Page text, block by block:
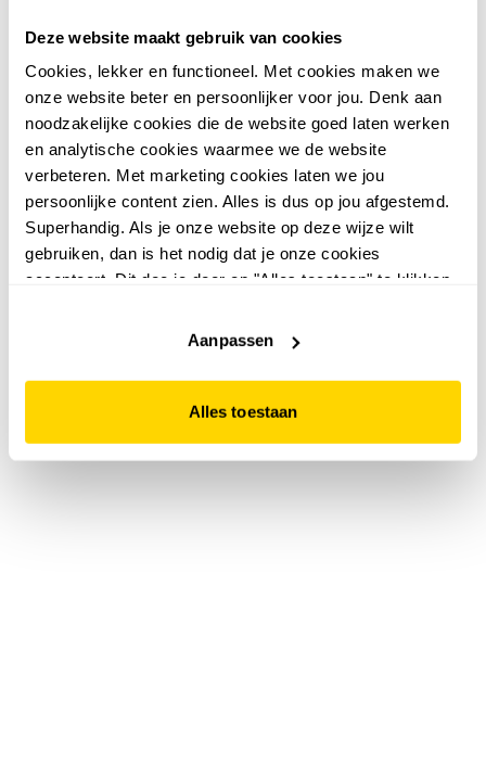
Deze website maakt gebruik van cookies
Cookies, lekker en functioneel. Met cookies maken we
onze website beter en persoonlijker voor jou. Denk aan
noodzakelijke cookies die de website goed laten werken
en analytische cookies waarmee we de website
verbeteren. Met marketing cookies laten we jou
persoonlijke content zien. Alles is dus op jou afgestemd.
Superhandig. Als je onze website op deze wijze wilt
gebruiken, dan is het nodig dat je onze cookies
accepteert. Dit doe je door op "Alles toestaan" te klikken.
website niet optimaal functioneert.
Aanpassen
Alles toestaan